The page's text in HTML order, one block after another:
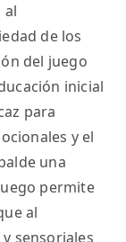
al
de los
del juego
inicial
para
y el
una
permite
al
sensoriales